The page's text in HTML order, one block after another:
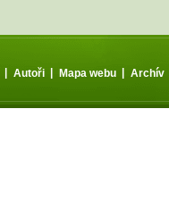
| Autoři | Mapa webu | Archív